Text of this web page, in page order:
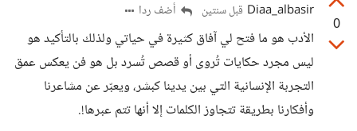
0
Diaa_albasir قبل سنتين أضف ردا
الأدب هو ما فتح لي آفاق كثيرة في حياتي ولذلك بالتأكيد هو
ليس مجرد حكايات تُروى أو قصص تُسرد بل هو فن يعكس عمق
التجربة الإنسانية التي بين يدينا كبشر، ويعبّر عن مشاعرنا
وأفكارنا بطريقة تتجاوز الكلمات إلا أنها تتم عبرها!.